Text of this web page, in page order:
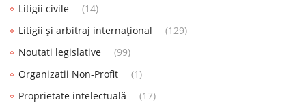
Litigii civile
(14)
Litigii și arbitraj internațional
(129)
Noutati legislative
(99)
Organizatii Non-Profit
(1)
Proprietate intelectuală
(17)